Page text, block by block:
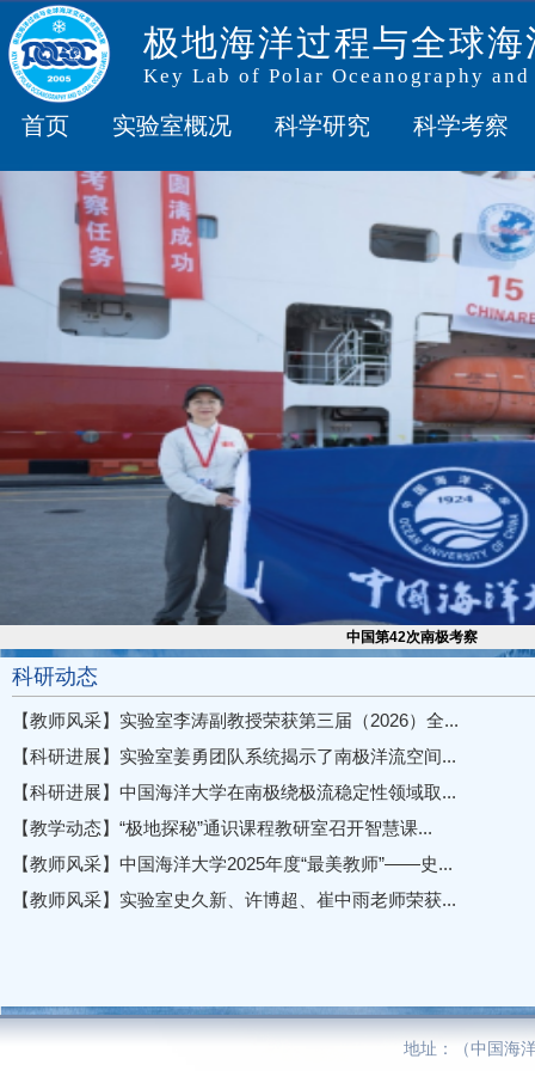
极地海洋过程与全球
Key Lab of Polar Oceanography
首页 实验室概况 科学研究 科学考察
中国第42次南极考察
科研动态
【教师风采】实验室李涛副教授荣获第三届（2026）全...
【科研进展】实验室姜勇团队系统揭示了南极洋流空间...
【科研进展】中国海洋大学在南极绕极流稳定性领域取...
【教学动态】“极地探秘”通识课程教研室召开智慧课...
【教师风采】中国海洋大学2025年度“最美教师”——史...
【教师风采】实验室史久新、许博超、崔中雨老师荣获...
地址：（中国海